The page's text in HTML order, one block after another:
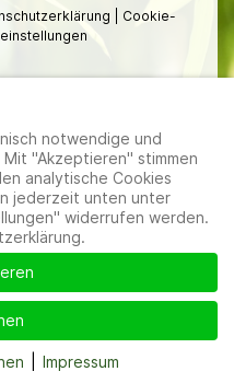
Cookie-
notwendige und
"Akzeptieren" stimmen
analytische Cookies
jederzeit unten unter
widerrufen werden.
Impressum